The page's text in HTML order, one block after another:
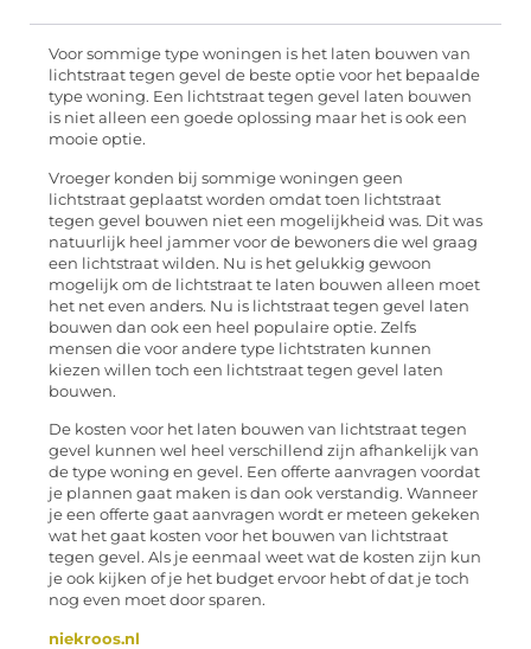
Voor sommige type woningen is het laten bouwen van
lichtstraat tegen gevel de beste optie voor het bepaalde
type woning. Een lichtstraat tegen gevel laten bouwen
is niet alleen een goede oplossing maar het is ook een
mooie optie.
Vroeger konden bij sommige woningen geen
lichtstraat geplaatst worden omdat toen lichtstraat
tegen gevel bouwen niet een mogelijkheid was. Dit was
natuurlijk heel jammer voor de bewoners die wel graag
een lichtstraat wilden. Nu is het gelukkig gewoon
mogelijk om de lichtstraat te laten bouwen alleen moet
het net even anders. Nu is lichtstraat tegen gevel laten
bouwen dan ook een heel populaire optie. Zelfs
mensen die voor andere type lichtstraten kunnen
kiezen willen toch een lichtstraat tegen gevel laten
bouwen.
De kosten voor het laten bouwen van lichtstraat tegen
gevel kunnen wel heel verschillend zijn afhankelijk van
de type woning en gevel. Een offerte aanvragen voordat
je plannen gaat maken is dan ook verstandig. Wanneer
je een offerte gaat aanvragen wordt er meteen gekeken
wat het gaat kosten voor het bouwen van lichtstraat
tegen gevel. Als je eenmaal weet wat de kosten zijn kun
je ook kijken of je het budget ervoor hebt of dat je toch
nog even moet door sparen.
niekroos.nl